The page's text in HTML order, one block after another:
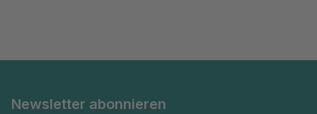
Newsletter abonnieren